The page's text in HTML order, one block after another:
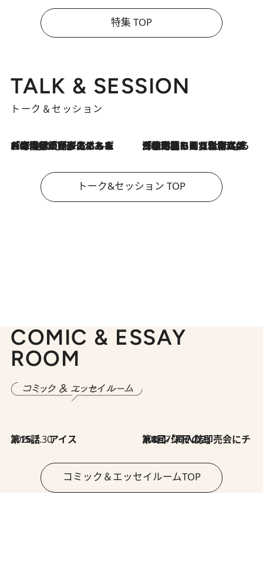
特集 TOP
TALK & SESSION
トーク＆セッション
2026.8.3
「今後値上げがあるとすれば…」「リスクがあるのは今年の冬」エネルギー専門家が語る、ホルムズ海峡封鎖が家庭にもたらす“ある心配” 2026.8.3
「住宅建てられない…」「サーチャージ料の高値が続いている」ホルムズ海峡封鎖による影響はいつまで続く？《エネルギー専門家に聞く“どうなる日本の暮らし”》
トーク&セッション TOP
COMIC & ESSAY
ROOM
2026.7.30
第15話 アイス 2026.7.30
第8回「同人誌即売会にチャレンジ その2」
コミック＆エッセイルームTOP